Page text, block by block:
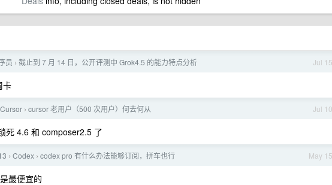
Jul 15
员 › 截止到 7 月 14 日，公开评测中 Grok4.5 的能力特点分析
卡
Jul 10
Cursor › cursor 老用户（500 次用户）何去何从
死 4.6 和 composer2.5 了
May 15
› Codex › codex pro 有什么办法能够订阅，拼车也行
最便宜的